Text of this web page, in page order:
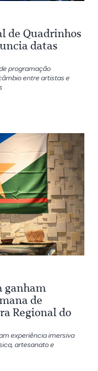
de Quadrinhos
datas
programação
entre artistas e
ganham
de
Regional do
experiência imersiva
artesanato e